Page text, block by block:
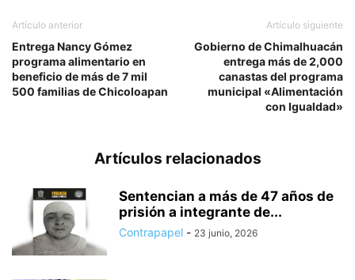
Artículo anterior
Entrega Nancy Gómez
programa alimentario en
beneficio de más de 7 mil
500 familias de Chicoloapan
Artículo siguiente
Gobierno de Chimalhuacán
entrega más de 2,000
canastas del programa
municipal «Alimentación
con Igualdad»
Artículos relacionados
Sentencian a más de 47 años de
prisión a integrante de...
Contrapapel - 23 junio, 2026